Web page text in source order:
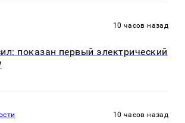
10 часов назад
показан первый электрический
10 часов назад